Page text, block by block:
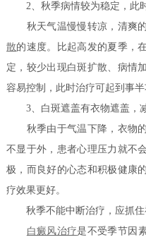
2、秋季病情较为稳定，此
秋天气温慢慢转凉，清爽的
散的速度。比起高发的夏季，
定，较少出现白斑扩散、病情
容易控制，此时治疗可起到事半
3、白斑遮盖有衣物遮盖，
秋季由于气温下降，衣物的
不显于外，患者心理压力就不
极，而良好的心态和积极健康
疗效果更好。
秋季不能中断治疗，应抓住
白癜风治疗是不受季节因